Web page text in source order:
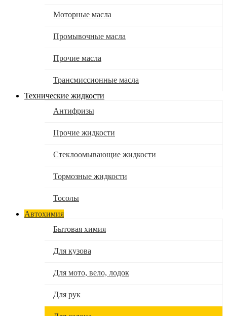
Моторные масла
Промывочные масла
Прочие масла
Трансмиссионные масла
Технические жидкости
Антифризы
Прочие жидкости
Стеклоомывающие жидкости
Тормозные жидкости
Тосолы
Автохимия
Бытовая химия
Для кузова
Для мото, вело, лодок
Для рук